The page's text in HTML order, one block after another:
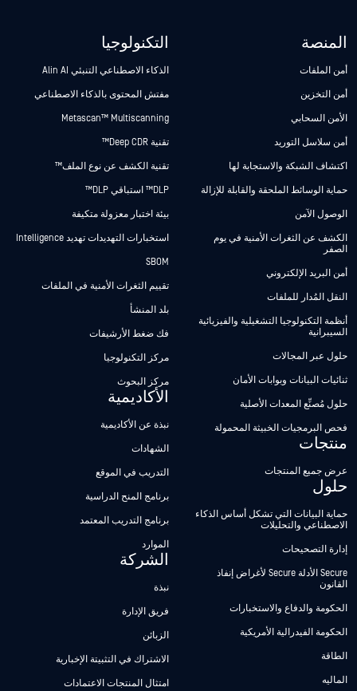
المنصة
أمن الملفات
أمن التخزين
الأمن السحابي
أمن سلاسل التوريد
اكتشاف الشبكة والاستجابة لها
حماية الوسائط الملحقة والقابلة للإزالة
الوصول الآمن
الكشف عن الثغرات الأمنية في يوم
الصفر
أمن البريد الإلكتروني
النقل المُدار للملفات
أنظمة التكنولوجيا التشغيلية والفيزيائية
السيبرانية
حلول عبر المجالات
ثنائيات البيانات وبوابات الأمان
حلول مُصنِّع المعدات الأصلية
فحص البرمجيات الخبيثة المحمولة
منتجات
عرض جميع المنتجات
حلول
حماية البيانات التي تشكل أساس الذكاء
الاصطناعي والتحليلات
إدارة التصحيحات
Secure الأدلة Secure لأغراض إنفاذ
القانون
الحكومة والدفاع والاستخبارات
الحكومة الفيدرالية الأمريكية
الطاقة
الماليه
التكنولوجيا
الذكاء الاصطناعي التنبئي Alin AI
مفتش المحتوى بالذكاء الاصطناعي
Metascan™ Multiscanning
تقنية Deep CDR™
تقنية الكشف عن نوع الملف™
DLP™ استباقي DLP™
بيئة اختبار معزولة متكيفة
استخبارات التهديدات تهديد Intelligence
SBOM
تقييم الثغرات الأمنية في الملفات
بلد المنشأ
فك ضغط الأرشيفات
مركز التكنولوجيا
مركز البحوث
الأكاديمية
نبذة عن الأكاديمية
الشهادات
التدريب في الموقع
برنامج المنح الدراسية
برنامج التدريب المعتمد
الموارد
الشركة
نبذة
فريق الإدارة
الزبائن
الاشتراك في التثبيتة الإخبارية
امتثال المنتجات الاعتمادات